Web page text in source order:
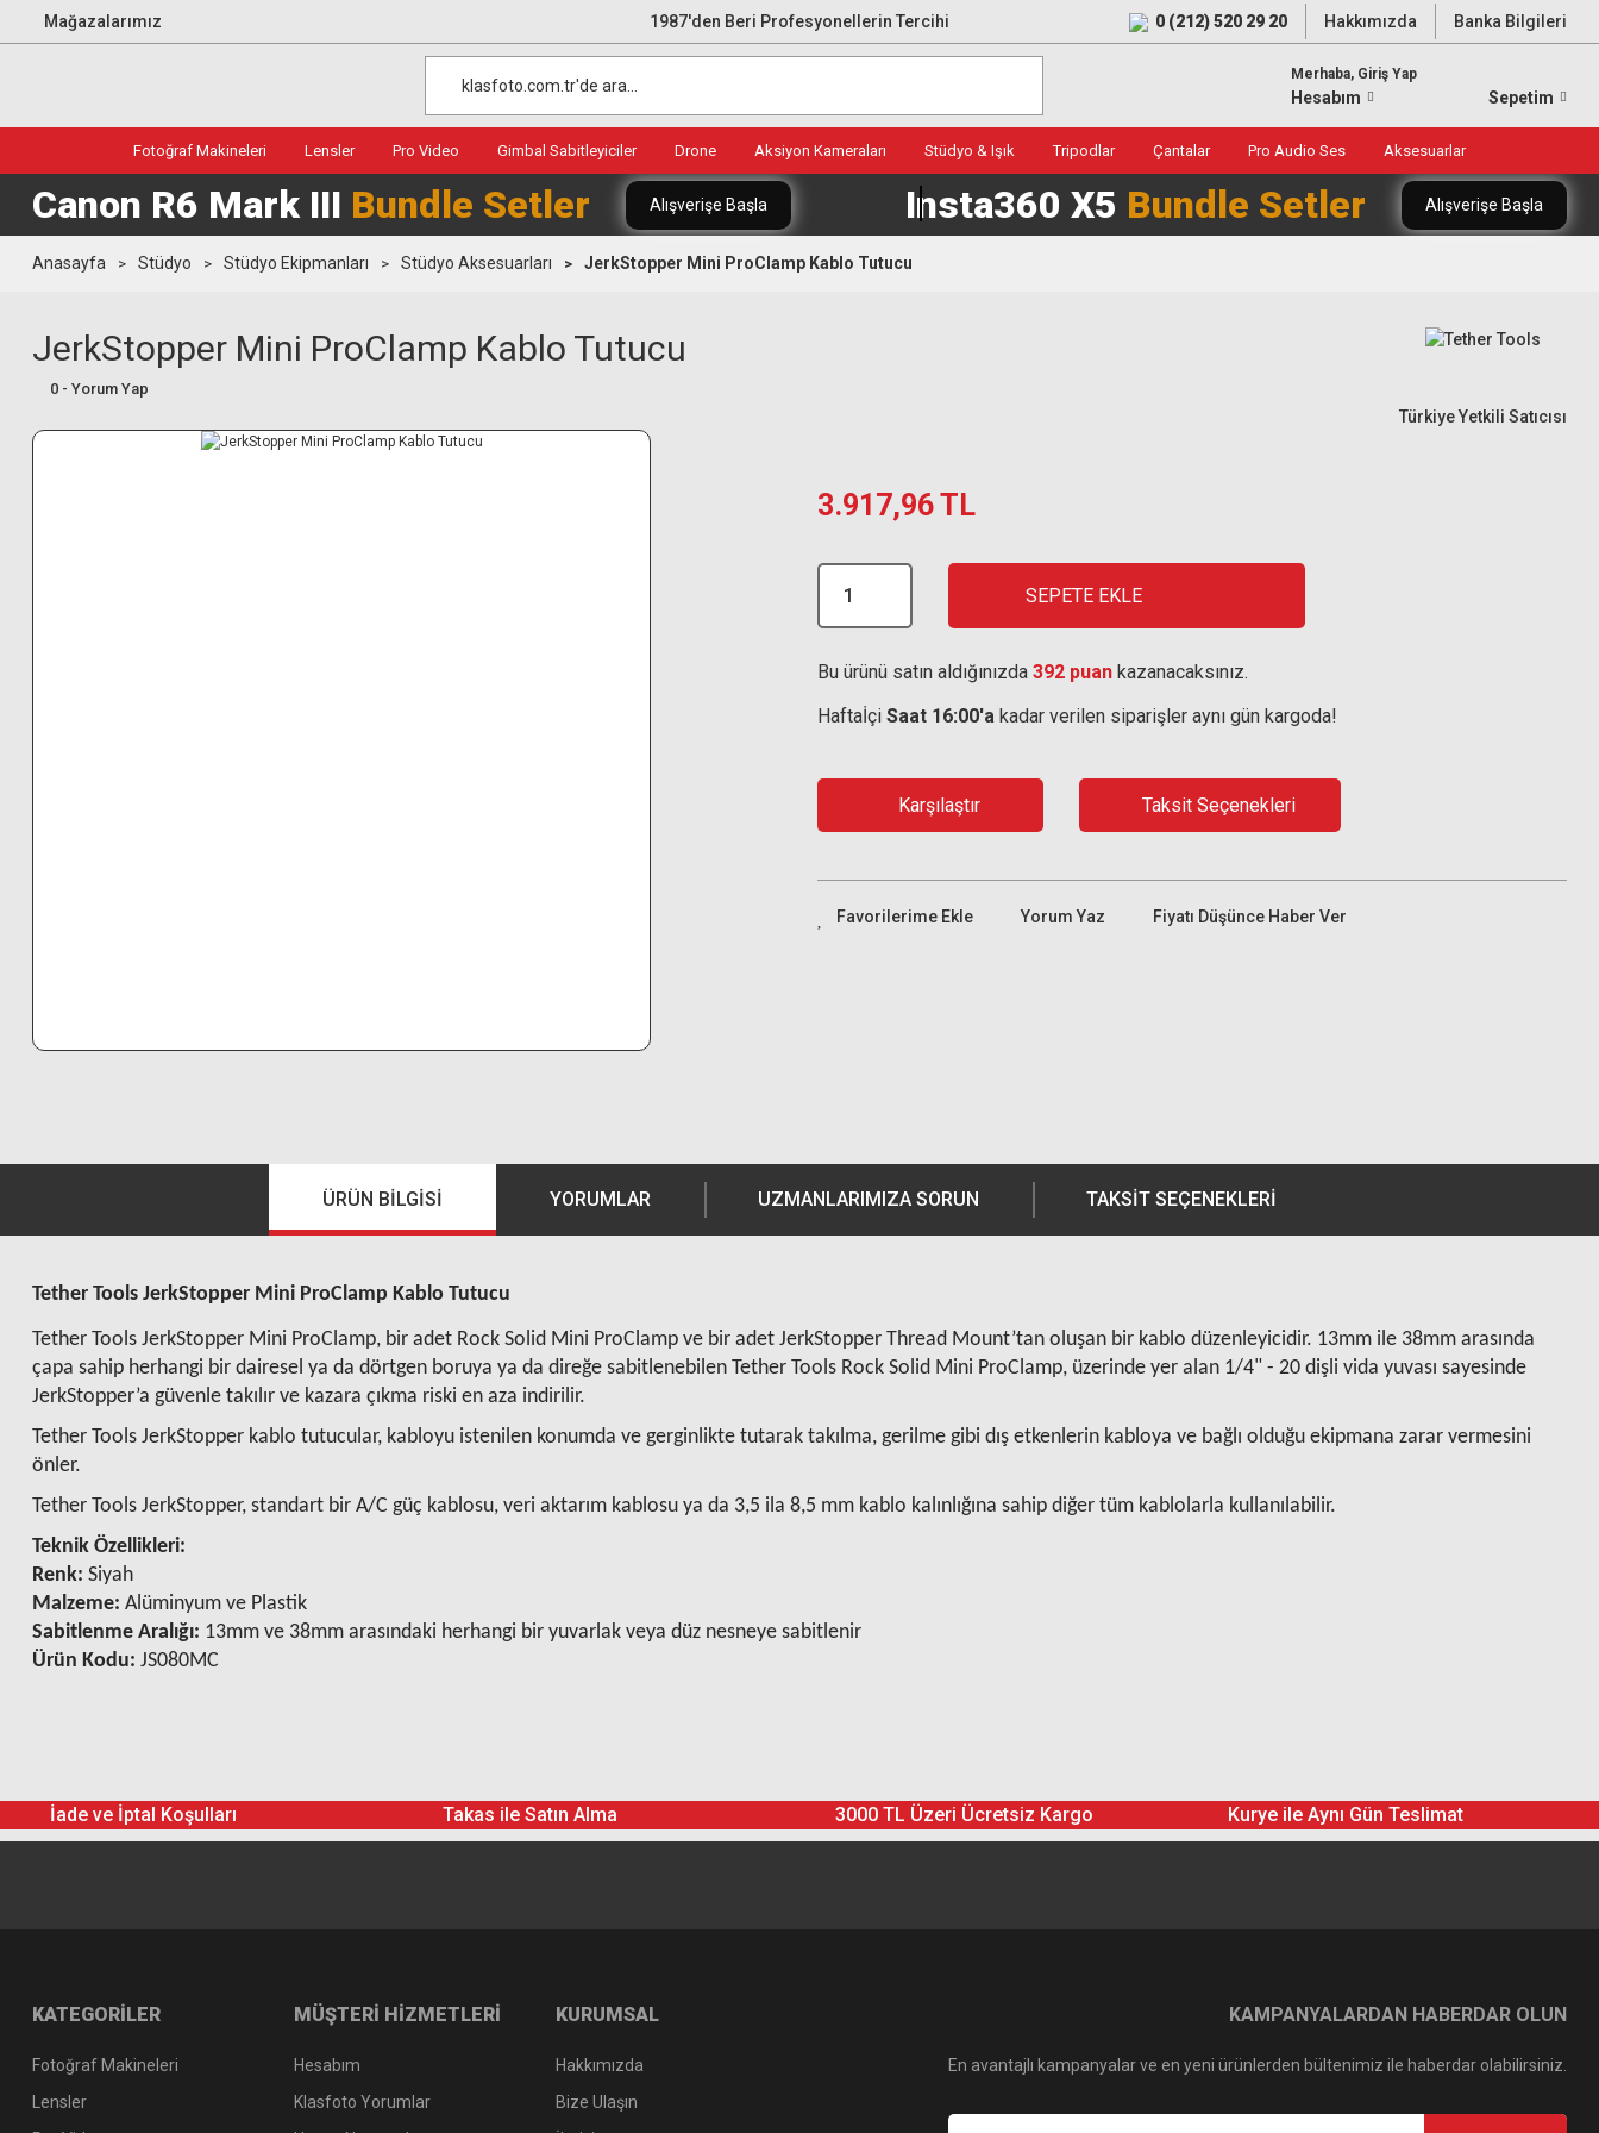
Mağazalarımız 1987'den Beri Profesyonellerin Tercihi 0 (212) 520 29 20 Hakkımızda Banka Bilgileri
Merhaba, Giriş Yap
Hesabım Sepetim
Fotoğraf Makineleri Lensler Pro Video Gimbal Sabitleyiciler Drone Aksiyon Kameraları Stüdyo & Işık Tripodlar Çantalar Pro Audio Ses Aksesuarlar
Canon R6 Mark III Bundle Setler Alışverişe Başla Insta360 X5 Bundle Setler Alışverişe Başla
Anasayfa Stüdyo Stüdyo Ekipmanları Stüdyo Aksesuarları JerkStopper Mini ProClamp Kablo Tutucu
JerkStopper Mini ProClamp Kablo Tutucu
0 - Yorum Yap
Türkiye Yetkili Satıcısı
3.917,96 TL
SEPETE EKLE
Bu ürünü satın aldığınızda 392 puan kazanacaksınız.
Haftaİçi Saat 16:00'a kadar verilen siparişler aynı gün kargoda!
Karşılaştır Taksit Seçenekleri
Yorum Yaz Fiyatı Düşünce Haber Ver
ÜRÜN BILGISI YORUMLAR UZMANLARIMIZA SORUN TAKSIT SEÇENEKLERI
Tether Tools JerkStopper Mini ProClamp Kablo Tutucu
Tether Tools JerkStopper Mini ProClamp, bir adet Rock Solid Mini ProClamp ve bir adet JerkStopper Thread Mount’tan oluşan bir kablo düzenleyicidir. 13mm ile 38mm arasında
çapa sahip herhangi bir dairesel ya da dörtgen boruya ya da direğe sabitlenebilen Tether Tools Rock Solid Mini ProClamp, üzerinde yer alan 1/4" - 20 dişli vida yuvası sayesinde
JerkStopper’a güvenle takılır ve kazara çıkma riski en aza indirilir.
Tether Tools JerkStopper kablo tutucular, kabloyu istenilen konumda ve gerginlikte tutarak takılma, gerilme gibi dış etkenlerin kabloya ve bağlı olduğu ekipmana zarar vermesini
önler.
Tether Tools JerkStopper, standart bir A/C güç kablosu, veri aktarım kablosu ya da 3,5 ila 8,5 mm kablo kalınlığına sahip diğer tüm kablolarla kullanılabilir.
Teknik Özellikleri:
Renk: Siyah
Malzeme: Alüminyum ve Plastik
Sabitlenme Aralığı: 13mm ve 38mm arasındaki herhangi bir yuvarlak veya düz nesneye sabitlenir
Ürün Kodu: JS080MC
İade ve İptal Koşulları Takas ile Satın Alma 3000 TL Üzeri Ücretsiz Kargo Kurye ile Aynı Gün Teslimat
KATEGORİLER
Fotoğraf Makineleri
Lensler
MÜŞTERİ HİZMETLERİ
Hesabım
Klasfoto Yorumlar
KURUMSAL
Hakkımızda
Bize Ulaşın
KAMPANYALARDAN HABERDAR OLUN
En avantajlı kampanyalar ve en yeni ürünlerden bültenimiz ile haberdar olabilirsiniz.